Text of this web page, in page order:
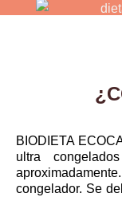
BIODIETA
ultra
congelador. Se